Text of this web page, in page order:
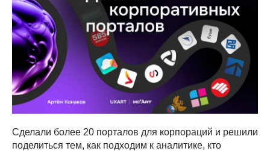
Сделали более 20 порталов для корпораций и решили
поделиться тем, как подходим к аналитике, кто